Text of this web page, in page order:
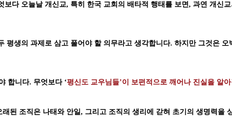
다 오늘날 개신교, 특히 한국 교회의 배타적 행태를 보면, 과연 개신
생의 과제로 삼고 풀어야 할 의무라고 생각합니다. 하지만 그것은
합니다. 무엇보다 ‘평신도 교우님들’이 보편적으로 깨어나 진실을 알
된 조직은 나태와 안일, 그리고 조직의 생리에 갇혀 초기의 생명력을